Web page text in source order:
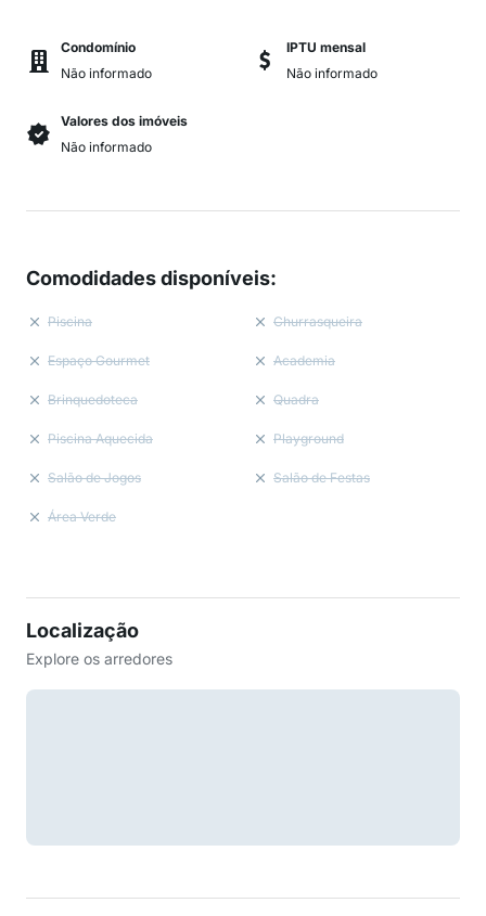
Condomínio
Não informado
IPTU mensal
Não informado
Valores dos imóveis
Não informado
Comodidades disponíveis:
Piscina Churrasqueira
Espaço Gourmet Academia
Brinquedoteca Quadra
Piscina Aquecida Playground
Salão de Jogos Salão de Festas
Área Verde
Localização
Explore os arredores